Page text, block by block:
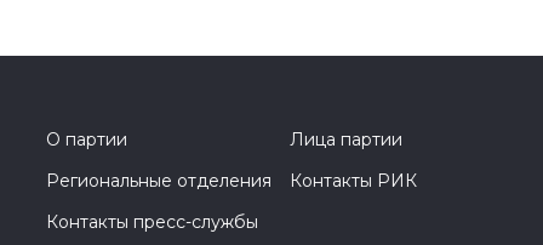
О партии
Лица партии
Региональные отделения
Контакты РИК
Контакты пресс-службы